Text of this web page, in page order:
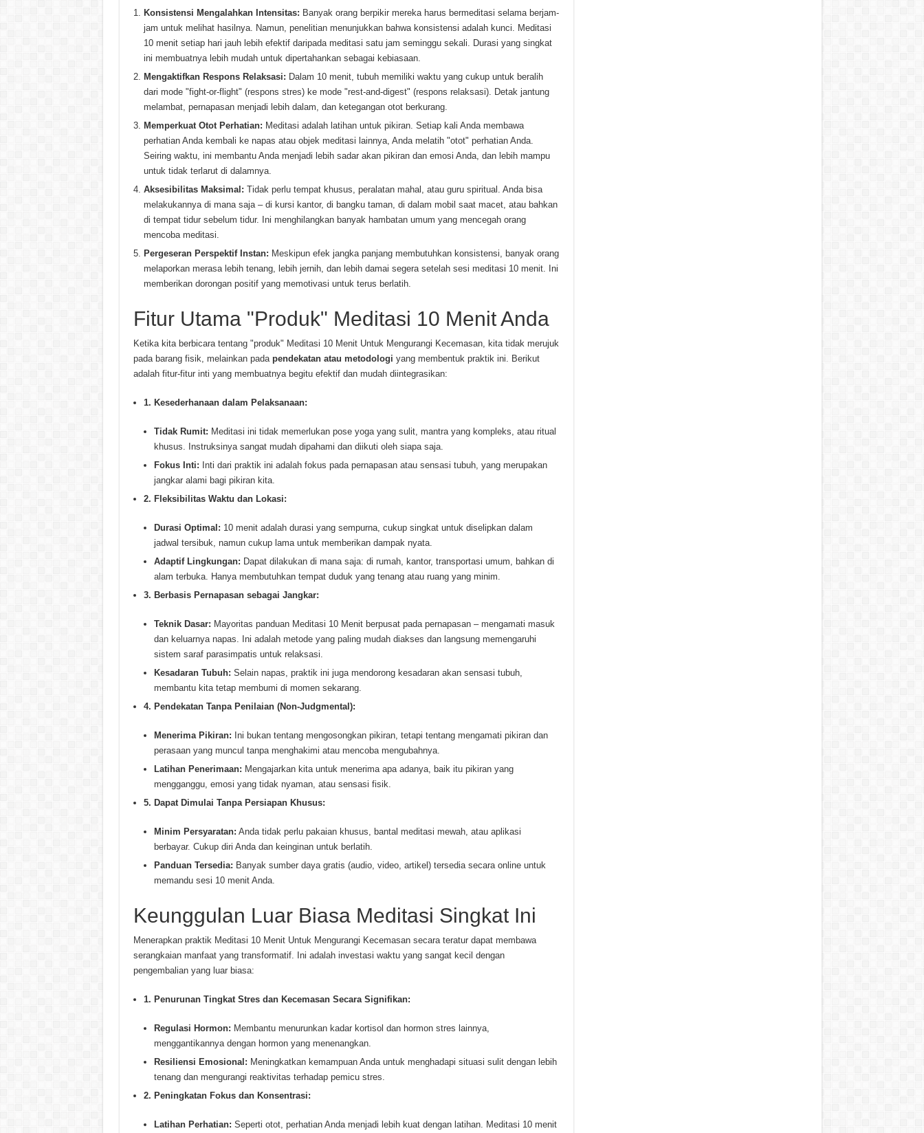
Konsistensi Mengalahkan Intensitas: Banyak orang berpikir mereka harus bermeditasi selama berjam-
jam untuk melihat hasilnya. Namun, penelitian menunjukkan bahwa konsistensi adalah kunci. Meditasi
10 menit setiap hari jauh lebih efektif daripada meditasi satu jam seminggu sekali. Durasi yang singkat
ini membuatnya lebih mudah untuk dipertahankan sebagai kebiasaan.
Mengaktifkan Respons Relaksasi: Dalam 10 menit, tubuh memiliki waktu yang cukup untuk beralih
dari mode "fight-or-flight" (respons stres) ke mode "rest-and-digest" (respons relaksasi). Detak jantung
melambat, pernapasan menjadi lebih dalam, dan ketegangan otot berkurang.
Memperkuat Otot Perhatian: Meditasi adalah latihan untuk pikiran. Setiap kali Anda membawa
perhatian Anda kembali ke napas atau objek meditasi lainnya, Anda melatih "otot" perhatian Anda.
Seiring waktu, ini membantu Anda menjadi lebih sadar akan pikiran dan emosi Anda, dan lebih mampu
untuk tidak terlarut di dalamnya.
Aksesibilitas Maksimal: Tidak perlu tempat khusus, peralatan mahal, atau guru spiritual. Anda bisa
melakukannya di mana saja – di kursi kantor, di bangku taman, di dalam mobil saat macet, atau bahkan
di tempat tidur sebelum tidur. Ini menghilangkan banyak hambatan umum yang mencegah orang
mencoba meditasi.
Pergeseran Perspektif Instan: Meskipun efek jangka panjang membutuhkan konsistensi, banyak orang
melaporkan merasa lebih tenang, lebih jernih, dan lebih damai segera setelah sesi meditasi 10 menit. Ini
memberikan dorongan positif yang memotivasi untuk terus berlatih.
Fitur Utama "Produk" Meditasi 10 Menit Anda
Ketika kita berbicara tentang "produk" Meditasi 10 Menit Untuk Mengurangi Kecemasan, kita tidak merujuk
pada barang fisik, melainkan pada pendekatan atau metodologi yang membentuk praktik ini. Berikut
adalah fitur-fitur inti yang membuatnya begitu efektif dan mudah diintegrasikan:
1. Kesederhanaan dalam Pelaksanaan:
Tidak Rumit: Meditasi ini tidak memerlukan pose yoga yang sulit, mantra yang kompleks, atau ritual
khusus. Instruksinya sangat mudah dipahami dan diikuti oleh siapa saja.
Fokus Inti: Inti dari praktik ini adalah fokus pada pernapasan atau sensasi tubuh, yang merupakan
jangkar alami bagi pikiran kita.
2. Fleksibilitas Waktu dan Lokasi:
Durasi Optimal: 10 menit adalah durasi yang sempurna, cukup singkat untuk diselipkan dalam
jadwal tersibuk, namun cukup lama untuk memberikan dampak nyata.
Adaptif Lingkungan: Dapat dilakukan di mana saja: di rumah, kantor, transportasi umum, bahkan di
alam terbuka. Hanya membutuhkan tempat duduk yang tenang atau ruang yang minim.
3. Berbasis Pernapasan sebagai Jangkar:
Teknik Dasar: Mayoritas panduan Meditasi 10 Menit berpusat pada pernapasan – mengamati masuk
dan keluarnya napas. Ini adalah metode yang paling mudah diakses dan langsung memengaruhi
sistem saraf parasimpatis untuk relaksasi.
Kesadaran Tubuh: Selain napas, praktik ini juga mendorong kesadaran akan sensasi tubuh,
membantu kita tetap membumi di momen sekarang.
4. Pendekatan Tanpa Penilaian (Non-Judgmental):
Menerima Pikiran: Ini bukan tentang mengosongkan pikiran, tetapi tentang mengamati pikiran dan
perasaan yang muncul tanpa menghakimi atau mencoba mengubahnya.
Latihan Penerimaan: Mengajarkan kita untuk menerima apa adanya, baik itu pikiran yang
mengganggu, emosi yang tidak nyaman, atau sensasi fisik.
5. Dapat Dimulai Tanpa Persiapan Khusus:
Minim Persyaratan: Anda tidak perlu pakaian khusus, bantal meditasi mewah, atau aplikasi
berbayar. Cukup diri Anda dan keinginan untuk berlatih.
Panduan Tersedia: Banyak sumber daya gratis (audio, video, artikel) tersedia secara online untuk
memandu sesi 10 menit Anda.
Keunggulan Luar Biasa Meditasi Singkat Ini
Menerapkan praktik Meditasi 10 Menit Untuk Mengurangi Kecemasan secara teratur dapat membawa
serangkaian manfaat yang transformatif. Ini adalah investasi waktu yang sangat kecil dengan
pengembalian yang luar biasa:
1. Penurunan Tingkat Stres dan Kecemasan Secara Signifikan:
Regulasi Hormon: Membantu menurunkan kadar kortisol dan hormon stres lainnya,
menggantikannya dengan hormon yang menenangkan.
Resiliensi Emosional: Meningkatkan kemampuan Anda untuk menghadapi situasi sulit dengan lebih
tenang dan mengurangi reaktivitas terhadap pemicu stres.
2. Peningkatan Fokus dan Konsentrasi:
Latihan Perhatian: Seperti otot, perhatian Anda menjadi lebih kuat dengan latihan. Meditasi 10 menit